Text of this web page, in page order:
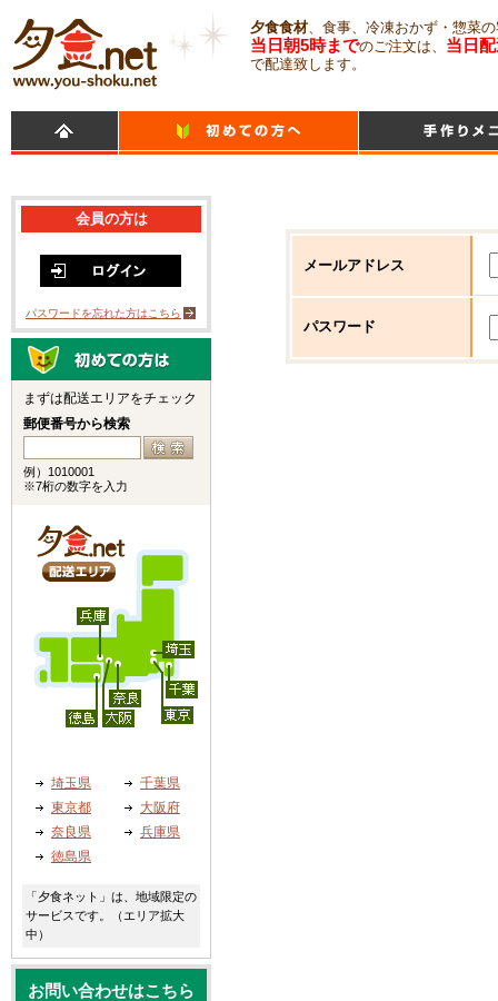
夕食食材、食事、冷凍おかず・惣菜
当日朝5時までのご注文は、 当日
で配達致します。
メールアドレス
パスワード
会員の方は
パスワードを忘れた方はこちら
まずは配送エリアをチェック
郵便番号から検索
例）1010001
※7桁の数字を入力
埼玉県
千葉県
東京都
大阪府
奈良県
兵庫県
徳島県
「夕食ネット」は、地域限定の
サービスです。（エリア拡大
中）
お問い合わせはこちら